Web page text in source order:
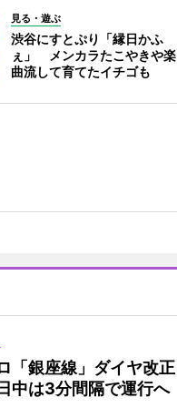
見る・遊ぶ
渋谷にすとぷり「縁日かふ
ぇ」 メンカラたこやきや楽
曲流して育てたイチゴも
「銀座線」ダイヤ改正
は3分間隔で運行へ